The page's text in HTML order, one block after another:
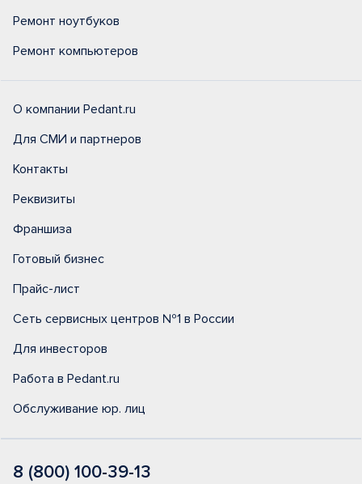
Ремонт ноутбуков
Ремонт компьютеров
О компании Pedant.ru
Для СМИ и партнеров
Контакты
Реквизиты
Франшиза
Готовый бизнес
Прайс-лист
Сеть сервисных центров №1 в России
Для инвесторов
Работа в Pedant.ru
Обслуживание юр. лиц
8 (800) 100-39-13